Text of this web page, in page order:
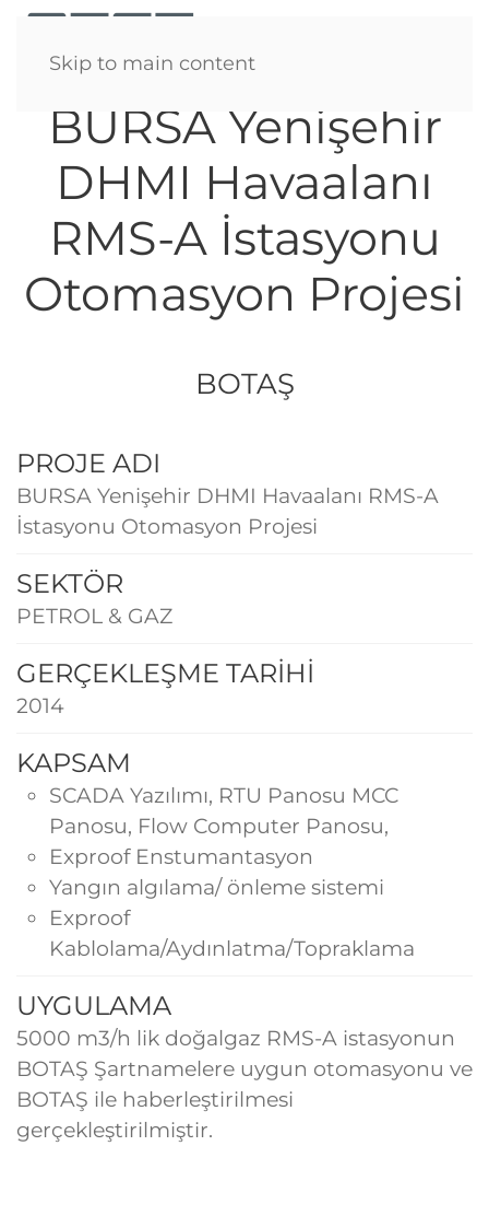
Skip to main content
BURSA Yenişehir
DHMI Havaalanı
RMS-A İstasyonu
Otomasyon Projesi
BOTAŞ
PROJE ADI
BURSA Yenişehir DHMI Havaalanı RMS-A
İstasyonu Otomasyon Projesi
SEKTÖR
PETROL & GAZ
GERÇEKLEŞME TARİHİ
2014
KAPSAM
SCADA Yazılımı, RTU Panosu MCC
Panosu, Flow Computer Panosu,
Exproof Enstumantasyon
Yangın algılama/ önleme sistemi
Exproof
Kablolama/Aydınlatma/Topraklama
UYGULAMA
5000 m3/h lik doğalgaz RMS-A istasyonun
BOTAŞ Şartnamelere uygun otomasyonu ve
BOTAŞ ile haberleştirilmesi
gerçekleştirilmiştir.